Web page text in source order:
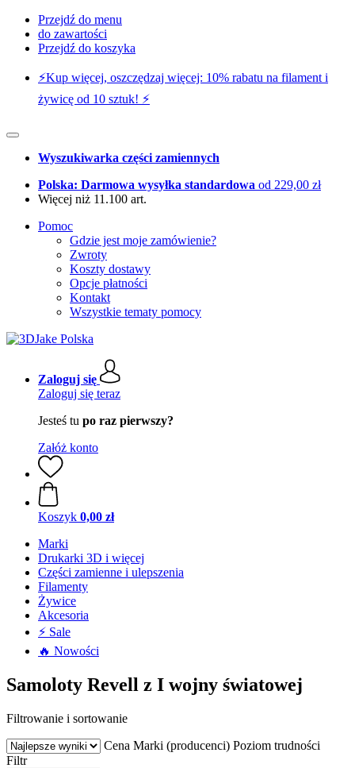
Przejdź do menu
do zawartości
Przejdź do koszyka
⚡️Kup więcej, oszczędzaj więcej: 10% rabatu na filament i
żywicę od 10 sztuk! ⚡️
Wyszukiwarka części zamiennych
Polska: Darmowa wysyłka standardowa od 229,00 zł
Więcej niż 11.100 art.
Pomoc
Gdzie jest moje zamówienie?
Zwroty
Koszty dostawy
Opcje płatności
Kontakt
Wszystkie tematy pomocy
Zaloguj się
Zaloguj się teraz
Jesteś tu po raz pierwszy?
Załóż konto
Koszyk 0,00 zł
Marki
Drukarki 3D i więcej
Części zamienne i ulepszenia
Filamenty
Żywice
Akcesoria
⚡ Sale
🔥 Nowości
Samoloty Revell z I wojny światowej
Filtrowanie i sortowanie
Cena Marki (producenci) Poziom trudności
Filtr